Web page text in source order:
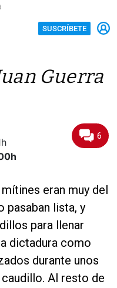
SUSCRÍBETE
Guerra
6
eran muy del
pasaban lista, y
para llenar
dictadura como
durante unos
Al resto de